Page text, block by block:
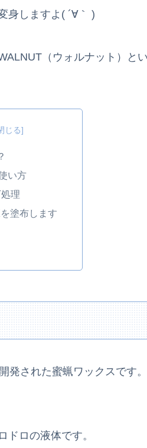
身しますよ( ´∀｀ )
（ウォルナット）と
い方
理
塗布します
発された蜜蝋ワックスです
ドロの液体です。